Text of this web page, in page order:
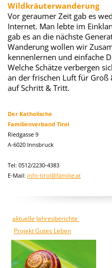
Wildkräuterwanderung
Vor geraumer Zeit gab es
Internet. Man lebte im
gab es an die nächste
Wanderung wollen wir
kennenlernen und einfache
Welche Schätze verbergen
an der frischen Luft für Groß
auf Schritt & Tritt.
Der Katholische
Familienverband Tirol
Riedgasse 9
A-6020 Innsbruck
Tel: 0512/2230-4383
E-Mail: info-tirol@familie.at
aktuelle Jahresberichte
Projekt Gutes Leben